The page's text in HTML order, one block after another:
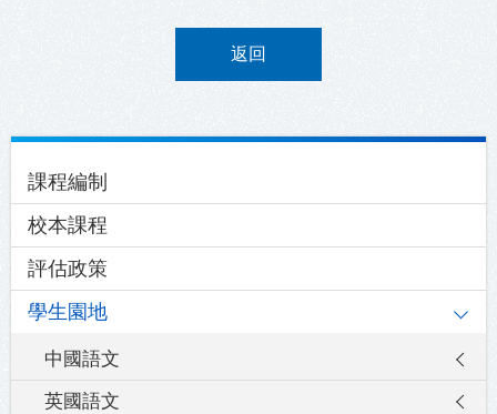
返回
navigation
課程編制
校本課程
評估政策
學生園地
中國語文
英國語文